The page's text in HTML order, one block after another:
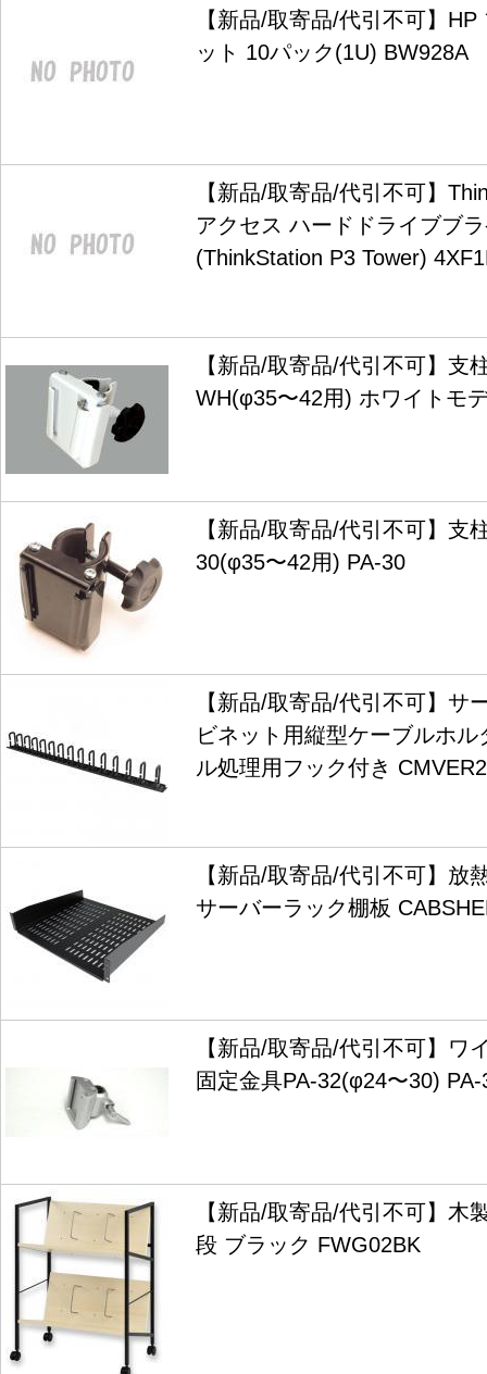
【新品/取寄品/代引不可】
ット 10パック(1U) BW928A
【新品/取寄品/代引不可】
アクセス ハードドライブブ
(ThinkStation P3 Tower)
【新品/取寄品/代引不可】支
WH(φ35〜42用) ホワイトモ
【新品/取寄品/代引不可】支
30(φ35〜42用) PA-30
【新品/取寄品/代引不可】サ
ビネット用縦型ケーブルホ
ル処理用フック付き
【新品/取寄品/代引不可】放
サーバーラック棚板
【新品/取寄品/代引不可】ワ
固定金具PA-32(φ24〜30) PA-
【新品/取寄品/代引不可】木
段 ブラック FWG02BK